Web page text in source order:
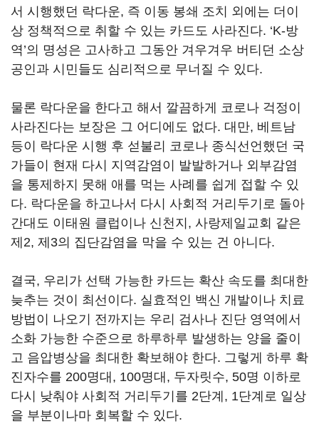
서 시행했던 락다운, 즉 이동 봉쇄 조치 외에는 더이
상 정책적으로 취할 수 있는 카드도 사라진다. ‘K-방
역’의 명성은 고사하고 그동안 겨우겨우 버티던 소상
공인과 시민들도 심리적으로 무너질 수 있다.
물론 락다운을 한다고 해서 깔끔하게 코로나 걱정이
사라진다는 보장은 그 어디에도 없다. 대만, 베트남
등이 락다운 시행 후 섣불리 코로나 종식선언했던 국
가들이 현재 다시 지역감염이 발발하거나 외부감염
을 통제하지 못해 애를 먹는 사례를 쉽게 접할 수 있
다. 락다운을 하고나서 다시 사회적 거리두기로 돌아
간대도 이태원 클럽이나 신천지, 사랑제일교회 같은
제2, 제3의 집단감염을 막을 수 있는 건 아니다.
결국, 우리가 선택 가능한 카드는 확산 속도를 최대한
늦추는 것이 최선이다. 실효적인 백신 개발이나 치료
방법이 나오기 전까지는 우리 검사나 진단 영역에서
소화 가능한 수준으로 하루하루 발생하는 양을 줄이
고 음압병상을 최대한 확보해야 한다. 그렇게 하루 확
진자수를 200명대, 100명대, 두자릿수, 50명 이하로
다시 낮춰야 사회적 거리두기를 2단계, 1단계로 일상
을 부분이나마 회복할 수 있다.